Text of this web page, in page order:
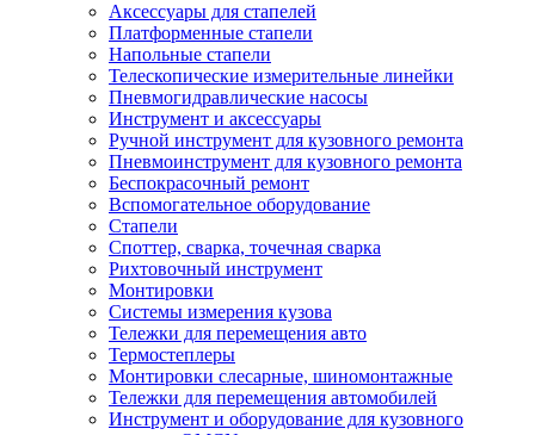
Аксессуары для стапелей
Платформенные стапели
Напольные стапели
Телескопические измерительные линейки
Пневмогидравлические насосы
Инструмент и аксессуары
Ручной инструмент для кузовного ремонта
Пневмоинструмент для кузовного ремонта
Беспокрасочный ремонт
Вспомогательное оборудование
Стапели
Споттер, сварка, точечная сварка
Рихтовочный инструмент
Монтировки
Системы измерения кузова
Тележки для перемещения авто
Термостеплеры
Монтировки слесарные, шиномонтажные
Тележки для перемещения автомобилей
Инструмент и оборудование для кузовного